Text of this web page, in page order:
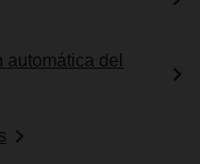
del